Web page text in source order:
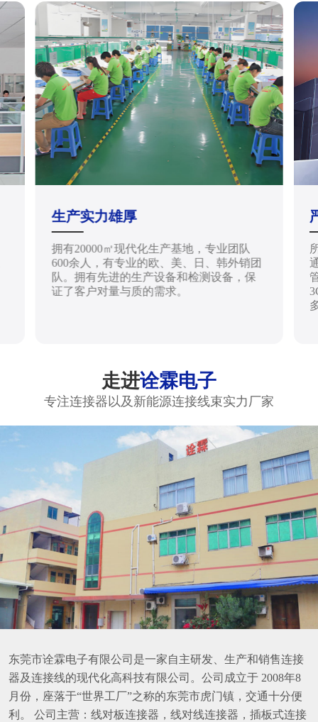
生产实力雄厚
拥有20000㎡现代化生产基地，专业团队
600余人，有专业的欧、美、日、韩外销团
队。拥有先进的生产设备和检测设备，保
证了客户对量与质的需求。
走进诠霖电子
专注连接器以及新能源连接线束实力厂家
东莞市诠霖电子有限公司是一家自主研发、生产和销售连接
器及连接线的现代化高科技有限公司。公司成立于 2008年8
月份，座落于“世界工厂”之称的东莞市虎门镇，交通十分便
利。 公司主营：线对板连接器，线对线连接器，插板式连接